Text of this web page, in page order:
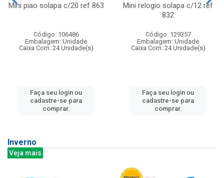
Mini piao solapa c/20 ref 863
Código: 106486
Embalagem: Unidade
Caixa Com: 24 Unidade(s)
Faça seu login ou
cadastre-se para
comprar.
Mini relogio solapa c/12 ref
832
Código: 129357
Embalagem: Unidade
Caixa Com: 24 Unidade(s)
Faça seu login ou
cadastre-se para
comprar.
Inverno
Veja mais